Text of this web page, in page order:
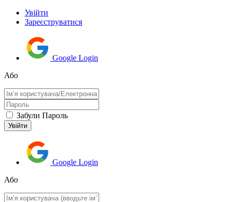
Увійти
Зареєструватися
Google Login
Або
Забули Пароль
Google Login
Або